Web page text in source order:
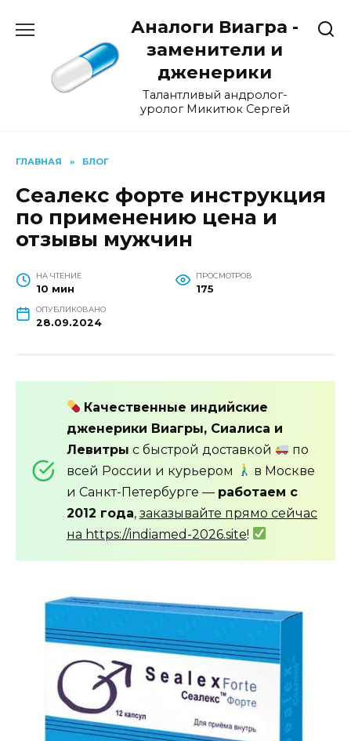
Аналоги Виагра -
заменители и
дженерики
Талантливый андролог-
уролог Микитюк Сергей
ГЛАВНАЯ » БЛОГ
Сеалекс форте инструкция
по применению цена и
отзывы мужчин
НА ЧТЕНИЕ
10 мин
ПРОСМОТРОВ
175
ОПУБЛИКОВАНО
28.09.2024
Качественные индийские
дженерики Виагры, Сиалиса и
Левитры с быстрой доставкой
по
всей России и курьером
в Москве
и Санкт-Петербурге — работаем с
2012 года, заказывайте прямо сейчас
на https://indiamed-2026.site!